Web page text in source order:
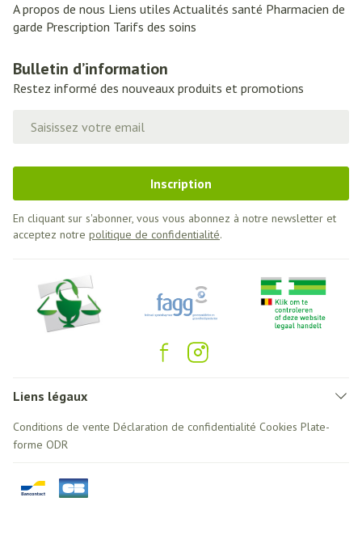
A propos de nous Liens utiles Actualités santé Pharmacien de
garde Prescription Tarifs des soins
Bulletin d’information
Restez informé des nouveaux produits et promotions
Inscription
En cliquant sur s'abonner, vous vous abonnez à notre newsletter et
acceptez notre politique de confidentialité.
Liens légaux
Conditions de vente Déclaration de confidentialité Cookies Plate-
forme ODR